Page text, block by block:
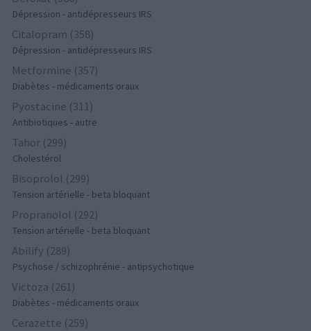
Dépression - antidépresseurs IRS
Citalopram (358)
Dépression - antidépresseurs IRS
Metformine (357)
Diabètes - médicaments oraux
Pyostacine (311)
Antibiotiques - autre
Tahor (299)
Cholestérol
Bisoprolol (299)
Tension artérielle - beta bloquant
Propranolol (292)
Tension artérielle - beta bloquant
Abilify (289)
Psychose / schizophrénie - antipsychotique
Victoza (261)
Diabètes - médicaments oraux
Cerazette (259)